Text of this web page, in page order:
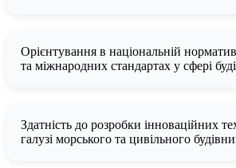
Орієнтування в національній
та міжнародних стандартах у сфері
Здатність до розробки інноваційних
галузі морського та цивільного